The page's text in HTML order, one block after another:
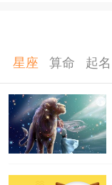
星座 算命 起名